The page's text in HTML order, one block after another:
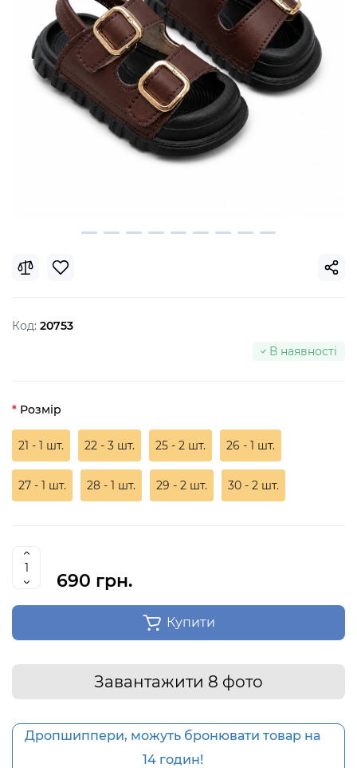
Код: 20753
В наявності
Розмір
21 - 1 шт. 22 - 3 шт. 25 - 2 шт. 26 - 1 шт.
27 - 1 шт. 28 - 1 шт. 29 - 2 шт. 30 - 2 шт.
690 грн.
Купити
Завантажити 8 фото
Дропшиппери, можуть бронювати товар на
14 годин!